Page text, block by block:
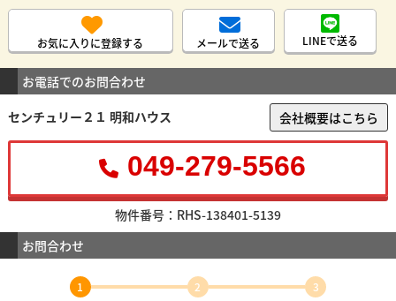
お気に入りに登録する メールで送る LINEで送る
お電話でのお問合わせ
センチュリー２１ 明和ハウス
会社概要はこちら
049-279-5566
物件番号：RHS-138401-5139
お問合わせ
1
2
3